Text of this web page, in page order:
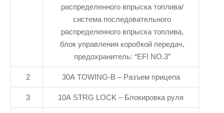
распределенного впрыска топлива/
система последовательного
распределенного впрыска топлива,
блок управления коробкой передач,
предохранитель: “EFI NO.3”
2 30A TOWING-B – Разъем прицепа
3 10A STRG LOCK – Блокировка руля